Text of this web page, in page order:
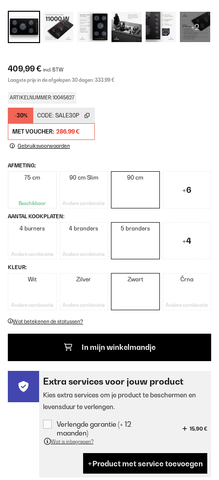
+2
409,99 € incl. BTW
Laagste prijs in de afgelopen 30 dagen:333,99 €
ARTIKELNUMMER: 10045627
-30% CODE: SALE30P
MET VOUCHER: 286,99 €
Gebruiksvoorwaarden
AFMETING:
75 cm
Beschikbaar
90 cm Slim
Andere combinatie
90 cm
+6
AANTAL KOOKPLATEN:
4 burners
Andere combinatie
4 branders
Andere combinatie
5 branders
+4
KLEUR:
Wit
Andere combinatie
Zilver
Andere combinatie
Zwart Črna
Andere combinatie
Wat betekenen de statussen?
In mijn winkelmandje
Extra services voor jouw product
Kies extra services om je product te beschermen en
levensduur te verlengen.
Verlengde garantie (+ 12
maanden)
15,90 €
Wat is inbegrepen?
Product met service toevoegen